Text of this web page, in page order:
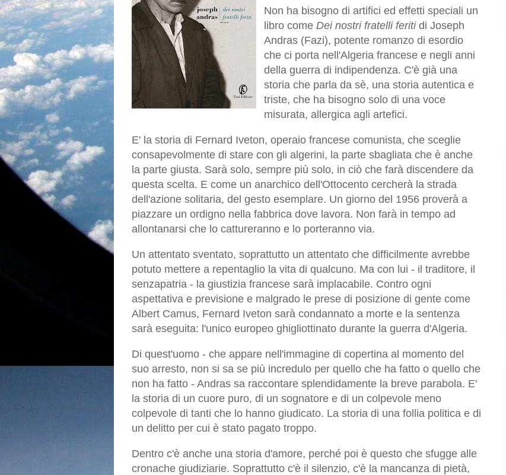
Non ha bisogno di artifici ed effetti speciali un
libro come Dei nostri fratelli feritidi Joseph
Andras (Fazi), potente romanzo di esordio
che ci porta nell'Algeria francese e negli anni
della guerra di indipendenza. C'è già una
storia che parla da sè, una storia autentica e
triste, che ha bisogno solo di una voce
misurata, allergica agli artefici.
E' la storia di Fernard Iveton, operaio francese comunista, che sceglie
consapevolmente di stare con gli algerini, la parte sbagliata che è anche
la parte giusta. Sarà solo, sempre più solo, in ciò che farà discendere da
questa scelta. E come un anarchico dell'Ottocento cercherà la strada
dell'azione solitaria, del gesto esemplare. Un giorno del 1956 proverà a
piazzare un ordigno nella fabbrica dove lavora. Non farà in tempo ad
allontanarsi che lo cattureranno e lo porteranno via.
Un attentato sventato, soprattutto un attentato che difficilmente avrebbe
potuto mettere a repentaglio la vita di qualcuno. Ma con lui - il traditore, il
senzapatria - la giustizia francese sarà implacabile. Contro ogni
aspettativa e previsione e malgrado le prese di posizione di gente come
Albert Camus, Fernard Iveton sarà condannato a morte e la sentenza
sarà eseguita: l'unico europeo ghigliottinato durante la guerra d'Algeria.
Di quest'uomo - che appare nell'immagine di copertina al momento del
suo arresto, non si sa se più incredulo per quello che ha fatto o quello che
non ha fatto - Andras sa raccontare splendidamente la breve parabola. E'
la storia di un cuore puro, di un sognatore e di un colpevole meno
colpevole di tanti che lo hanno giudicato. La storia di una follia politica e di
un delitto per cui è stato pagato troppo.
Dentro c'è anche una storia d'amore, perché poi è questo che sfugge alle
cronache giudiziarie. Soprattutto c'è il silenzio, c'è la mancanza di pietà,